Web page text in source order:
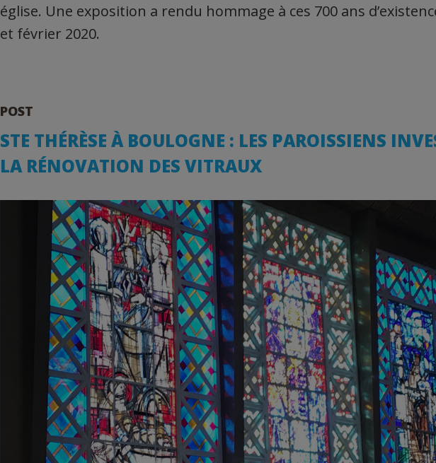
église. Une exposition a rendu hommage à ces 700 ans
et février 2020.
POST
STE THÉRÈSE À BOULOGNE : LES PAROISSIENS
LA RÉNOVATION DES VITRAUX